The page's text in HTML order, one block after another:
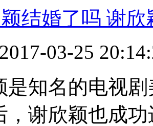
结婚了吗 谢欣
2017-03-25
是知名的电视
，谢欣颖也成